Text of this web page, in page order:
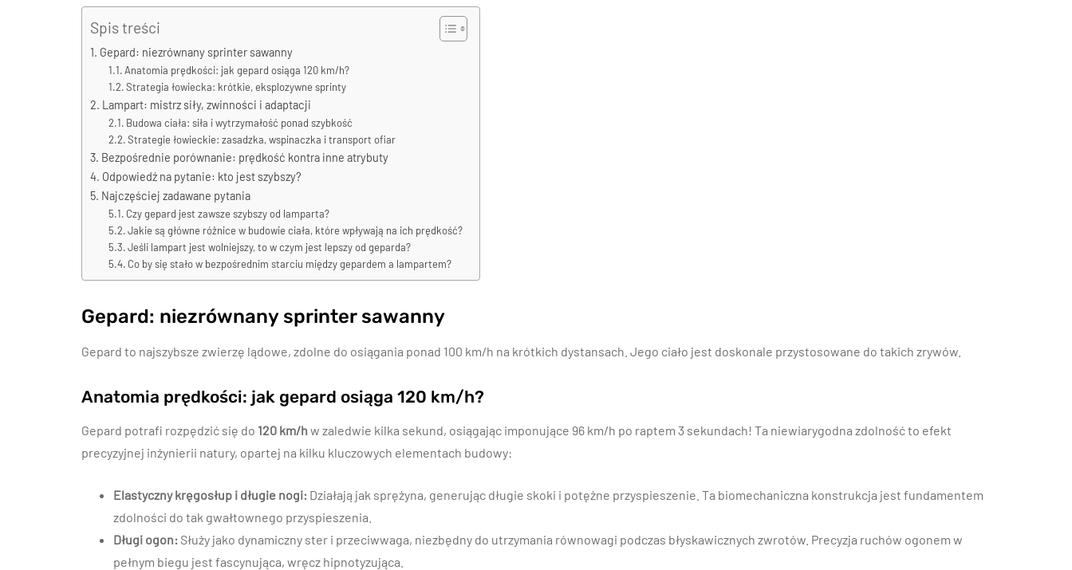
Spis treści
Gepard: niezrównany sprinter sawanny
Anatomia prędkości: jak gepard osiąga 120 km/h?
Strategia łowiecka: krótkie, eksplozywne sprinty
Lampart: mistrz siły, zwinności i adaptacji
Budowa ciała: siła i wytrzymałość ponad szybkość
Strategie łowieckie: zasadzka, wspinaczka i transport ofiar
Bezpośrednie porównanie: prędkość kontra inne atrybuty
Odpowiedź na pytanie: kto jest szybszy?
Najczęściej zadawane pytania
Czy gepard jest zawsze szybszy od lamparta?
Jakie są główne różnice w budowie ciała, które wpływają na ich prędkość?
Jeśli lampart jest wolniejszy, to w czym jest lepszy od geparda?
Co by się stało w bezpośrednim starciu między gepardem a lampartem?
Gepard: niezrównany sprinter sawanny
Gepard to najszybsze zwierzę lądowe, zdolne do osiągania ponad 100 km/h na krótkich dystansach. Jego ciało jest doskonale przystosowane do takich zrywów.
Anatomia prędkości: jak gepard osiąga 120 km/h?
Gepard potrafi rozpędzić się do 120 km/h w zaledwie kilka sekund, osiągając imponujące 96 km/h po raptem 3 sekundach! Ta niewiarygodna zdolność to efekt
precyzyjnej inżynierii natury, opartej na kilku kluczowych elementach budowy:
Elastyczny kręgosłup i długie nogi: Działają jak sprężyna, generując długie skoki i potężne przyspieszenie. Ta biomechaniczna konstrukcja jest fundamentem
zdolności do tak gwałtownego przyspieszenia.
Długi ogon: Służy jako dynamiczny ster i przeciwwaga, niezbędny do utrzymania równowagi podczas błyskawicznych zwrotów. Precyzja ruchów ogonem w
pełnym biegu jest fascynująca, wręcz hipnotyzująca.